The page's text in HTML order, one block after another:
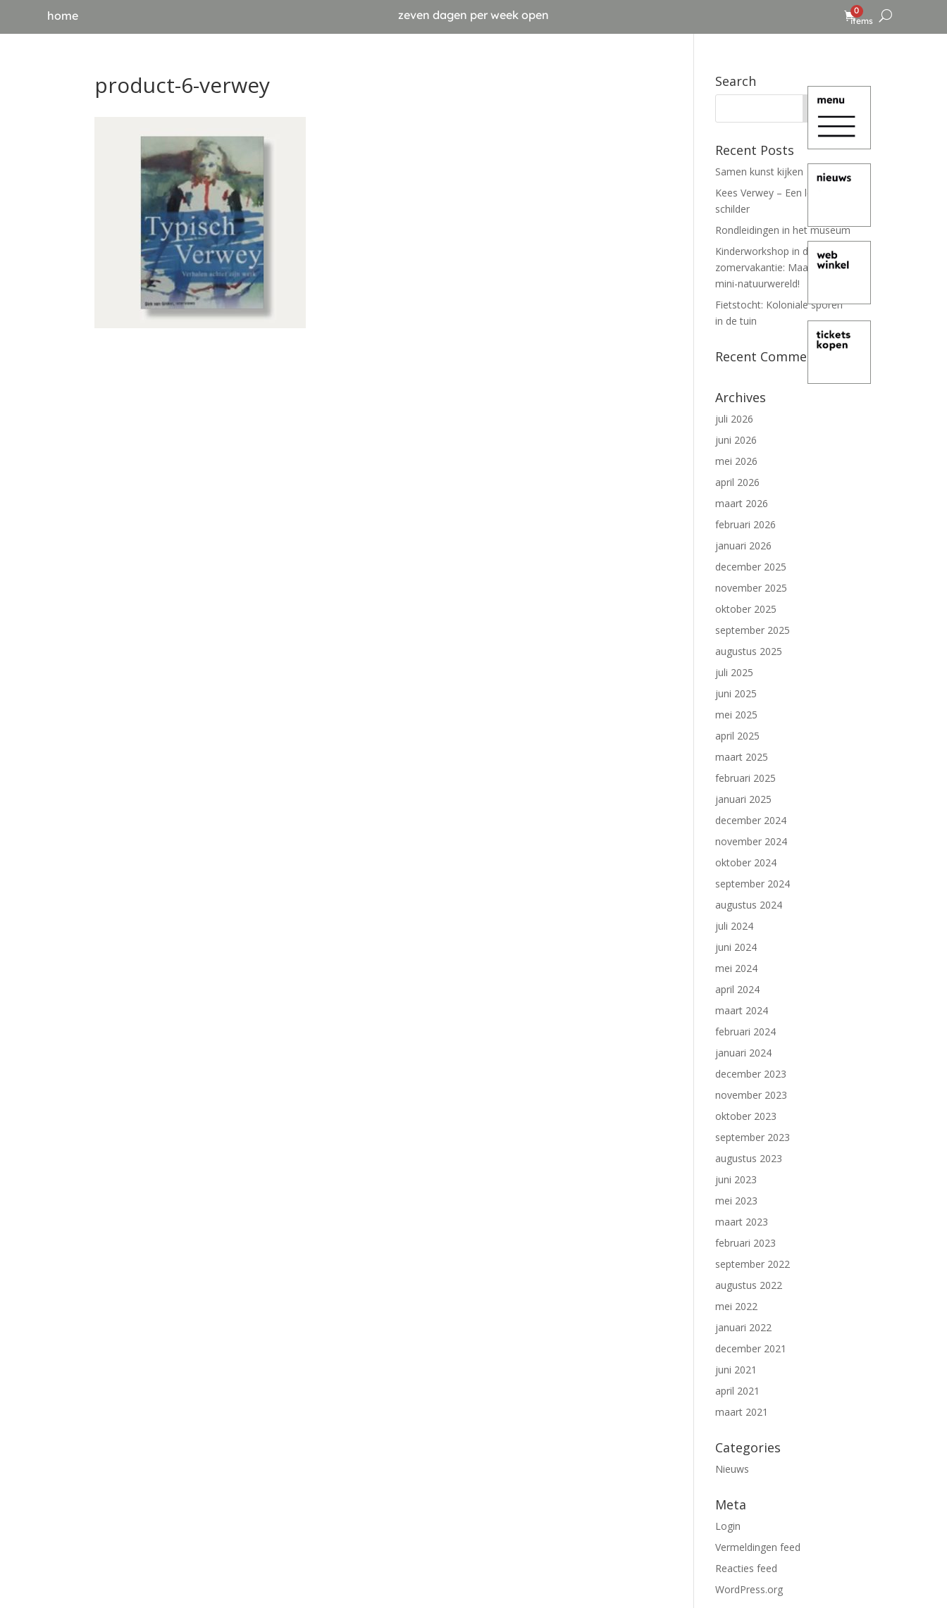
home zeven dagen per week open
0
items
product-6-verwey Search
Recent Posts
Samen kunst kijken
Kees Verwey – Een leven lang
schilder
Rondleidingen in het museum
Kinderworkshop in de
zomervakantie: Maak je eigen
mini-natuurwereld!
Fietstocht: Koloniale sporen
in de tuin
Recent Comments
Archives
juli 2026
juni 2026
mei 2026
april 2026
maart 2026
februari 2026
januari 2026
december 2025
november 2025
oktober 2025
september 2025
augustus 2025
juli 2025
juni 2025
mei 2025
april 2025
maart 2025
februari 2025
januari 2025
december 2024
november 2024
oktober 2024
september 2024
augustus 2024
juli 2024
juni 2024
mei 2024
april 2024
maart 2024
februari 2024
januari 2024
december 2023
november 2023
oktober 2023
september 2023
augustus 2023
juni 2023
mei 2023
maart 2023
februari 2023
september 2022
augustus 2022
mei 2022
januari 2022
december 2021
juni 2021
april 2021
maart 2021
Categories
Nieuws
Meta
Login
Vermeldingen feed
Reacties feed
WordPress.org